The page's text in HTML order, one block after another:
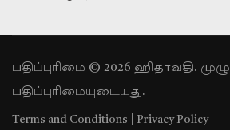
பதிப்புரிமை © 2026 ஹிதாவதி. முழு
பதிப்புரிமையுடையது.
Terms and Conditions Privacy Policy